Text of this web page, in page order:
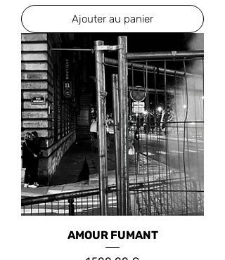
Ajouter au panier
AMOUR FUMANT